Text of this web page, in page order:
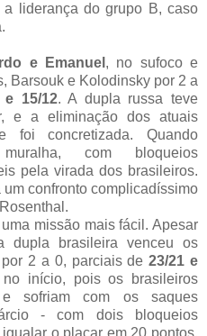
liderança do grupo B, caso
e Emanuel , no sufoco e
Barsouk e Kolodinsky por 2 a
e 15/12. A dupla russa teve
e a eliminação dos atuais
foi concretizada. Quando
com bloqueios
pela virada dos brasileiros.
confronto complicadíssimo
missão mais fácil. Apesar
dupla brasileira venceu os
por 2 a 0, parciais de23/21 e
início, pois os brasileiros
e sofriam com os saques
- com dois bloqueios